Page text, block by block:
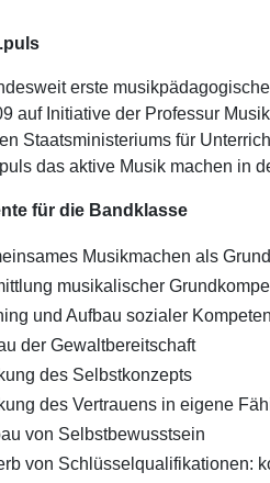
erste
auf Initiative der Professur
Staatsministeriums für
das aktive Musik machen in
für die Bandklasse
Musikmachen als
musikalischer
und Aufbau sozialer
der Gewaltbereitschaft
des Selbstkonzepts
des Vertrauens in eigene
von Selbstbewusstsein
von Schlüsselqualifikationen: